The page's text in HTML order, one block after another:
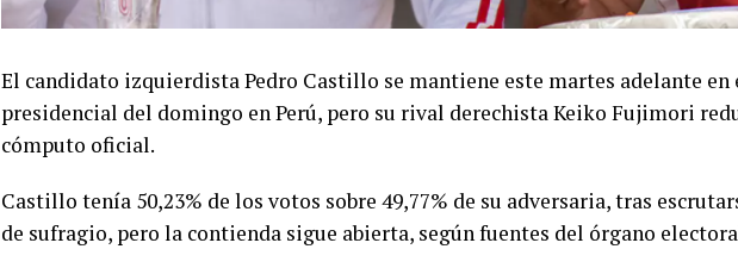
El candidato izquierdista Pedro Castillo se mantiene este martes adelante
presidencial del domingo en Perú, pero su rival derechista Keiko Fujimori
cómputo oficial.
Castillo tenía 50,23% de los votos sobre 49,77% de su adversaria, tras
de sufragio, pero la contienda sigue abierta, según fuentes del órgano